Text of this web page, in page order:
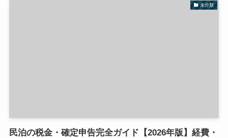
未分類
民泊の税金・確定申告完全ガイド【2026年版】経費・